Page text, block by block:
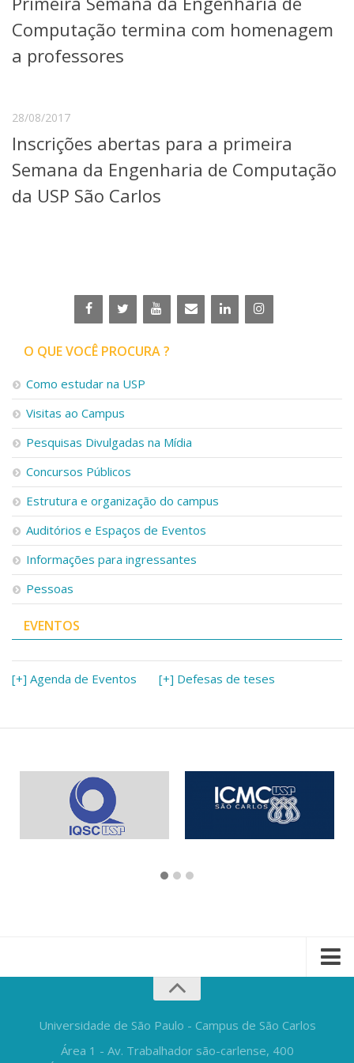
Serviços
Bibliotecas
Apoio ao Estudante
Segurança, Trânsito e Prevenção
Comunicação
Assessorias e Mídias
Aplicativos e Sites
Jornal da USP
Agenda de Eventos
Computação termina com homenagem
a professores
28/08/2017
Inscrições abertas para a primeira
Semana da Engenharia de Computação
da USP São Carlos
O QUE VOCÊ PROCURA ?
Como estudar na USP
Visitas ao Campus
Pesquisas Divulgadas na Mídia
Concursos Públicos
Estrutura e organização do campus
Auditórios e Espaços de Eventos
Informações para ingressantes
Pessoas
EVENTOS
[+] Agenda de Eventos [+] Defesas de teses
Universidade de São Paulo - Campus de São Carlos
Área 1 - Av. Trabalhador são-carlense, 400